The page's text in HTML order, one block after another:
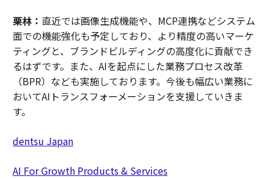
栗林： 直近では画像生成機能や、MCP連携などシステム
面での機能強化も予定しており、より精度の高いマーケ
ティングと、ブランドビルディングの高度化に貢献でき
るはずです。また、AIを起点にした業務プロセス改革
（BPR）なども実施しております。今後も幅広い業務に
おいてAIトランスフォーメーションを支援していきま
す。
dentsu Japan
AI For Growth Products & Services